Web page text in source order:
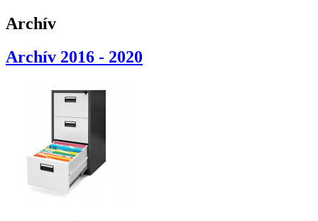
Archív
Archív 2016 - 2020